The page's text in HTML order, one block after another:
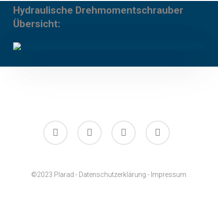
Hydraulische Drehmomentschrauber
Übersicht:
facebook linkedin youtube instagram
©2023 Plarad - Datenschutzerklärung - Impressum